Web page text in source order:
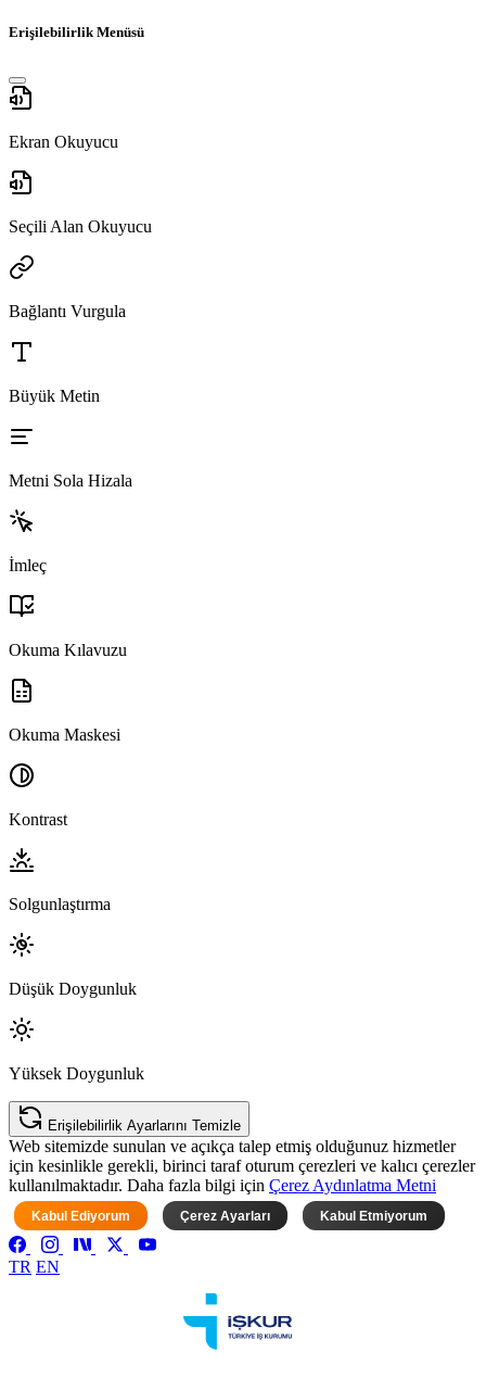
Erişilebilirlik Menüsü
Ekran Okuyucu
Seçili Alan Okuyucu
Bağlantı Vurgula
Büyük Metin
Metni Sola Hizala
İmleç
Okuma Kılavuzu
Okuma Maskesi
Kontrast
Solgunlaştırma
Düşük Doygunluk
Yüksek Doygunluk
Erişilebilirlik Ayarlarını Temizle
Web sitemizde sunulan ve açıkça talep etmiş olduğunuz hizmetler
için kesinlikle gerekli, birinci taraf oturum çerezleri ve kalıcı çerezler
kullanılmaktadır. Daha fazla bilgi için Çerez Aydınlatma Metni
Kabul Ediyorum Çerez Ayarları Kabul Etmiyorum
TR EN